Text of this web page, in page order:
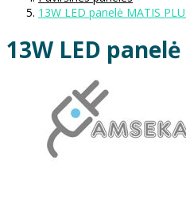
13W LED panelė MATIS
13W LED